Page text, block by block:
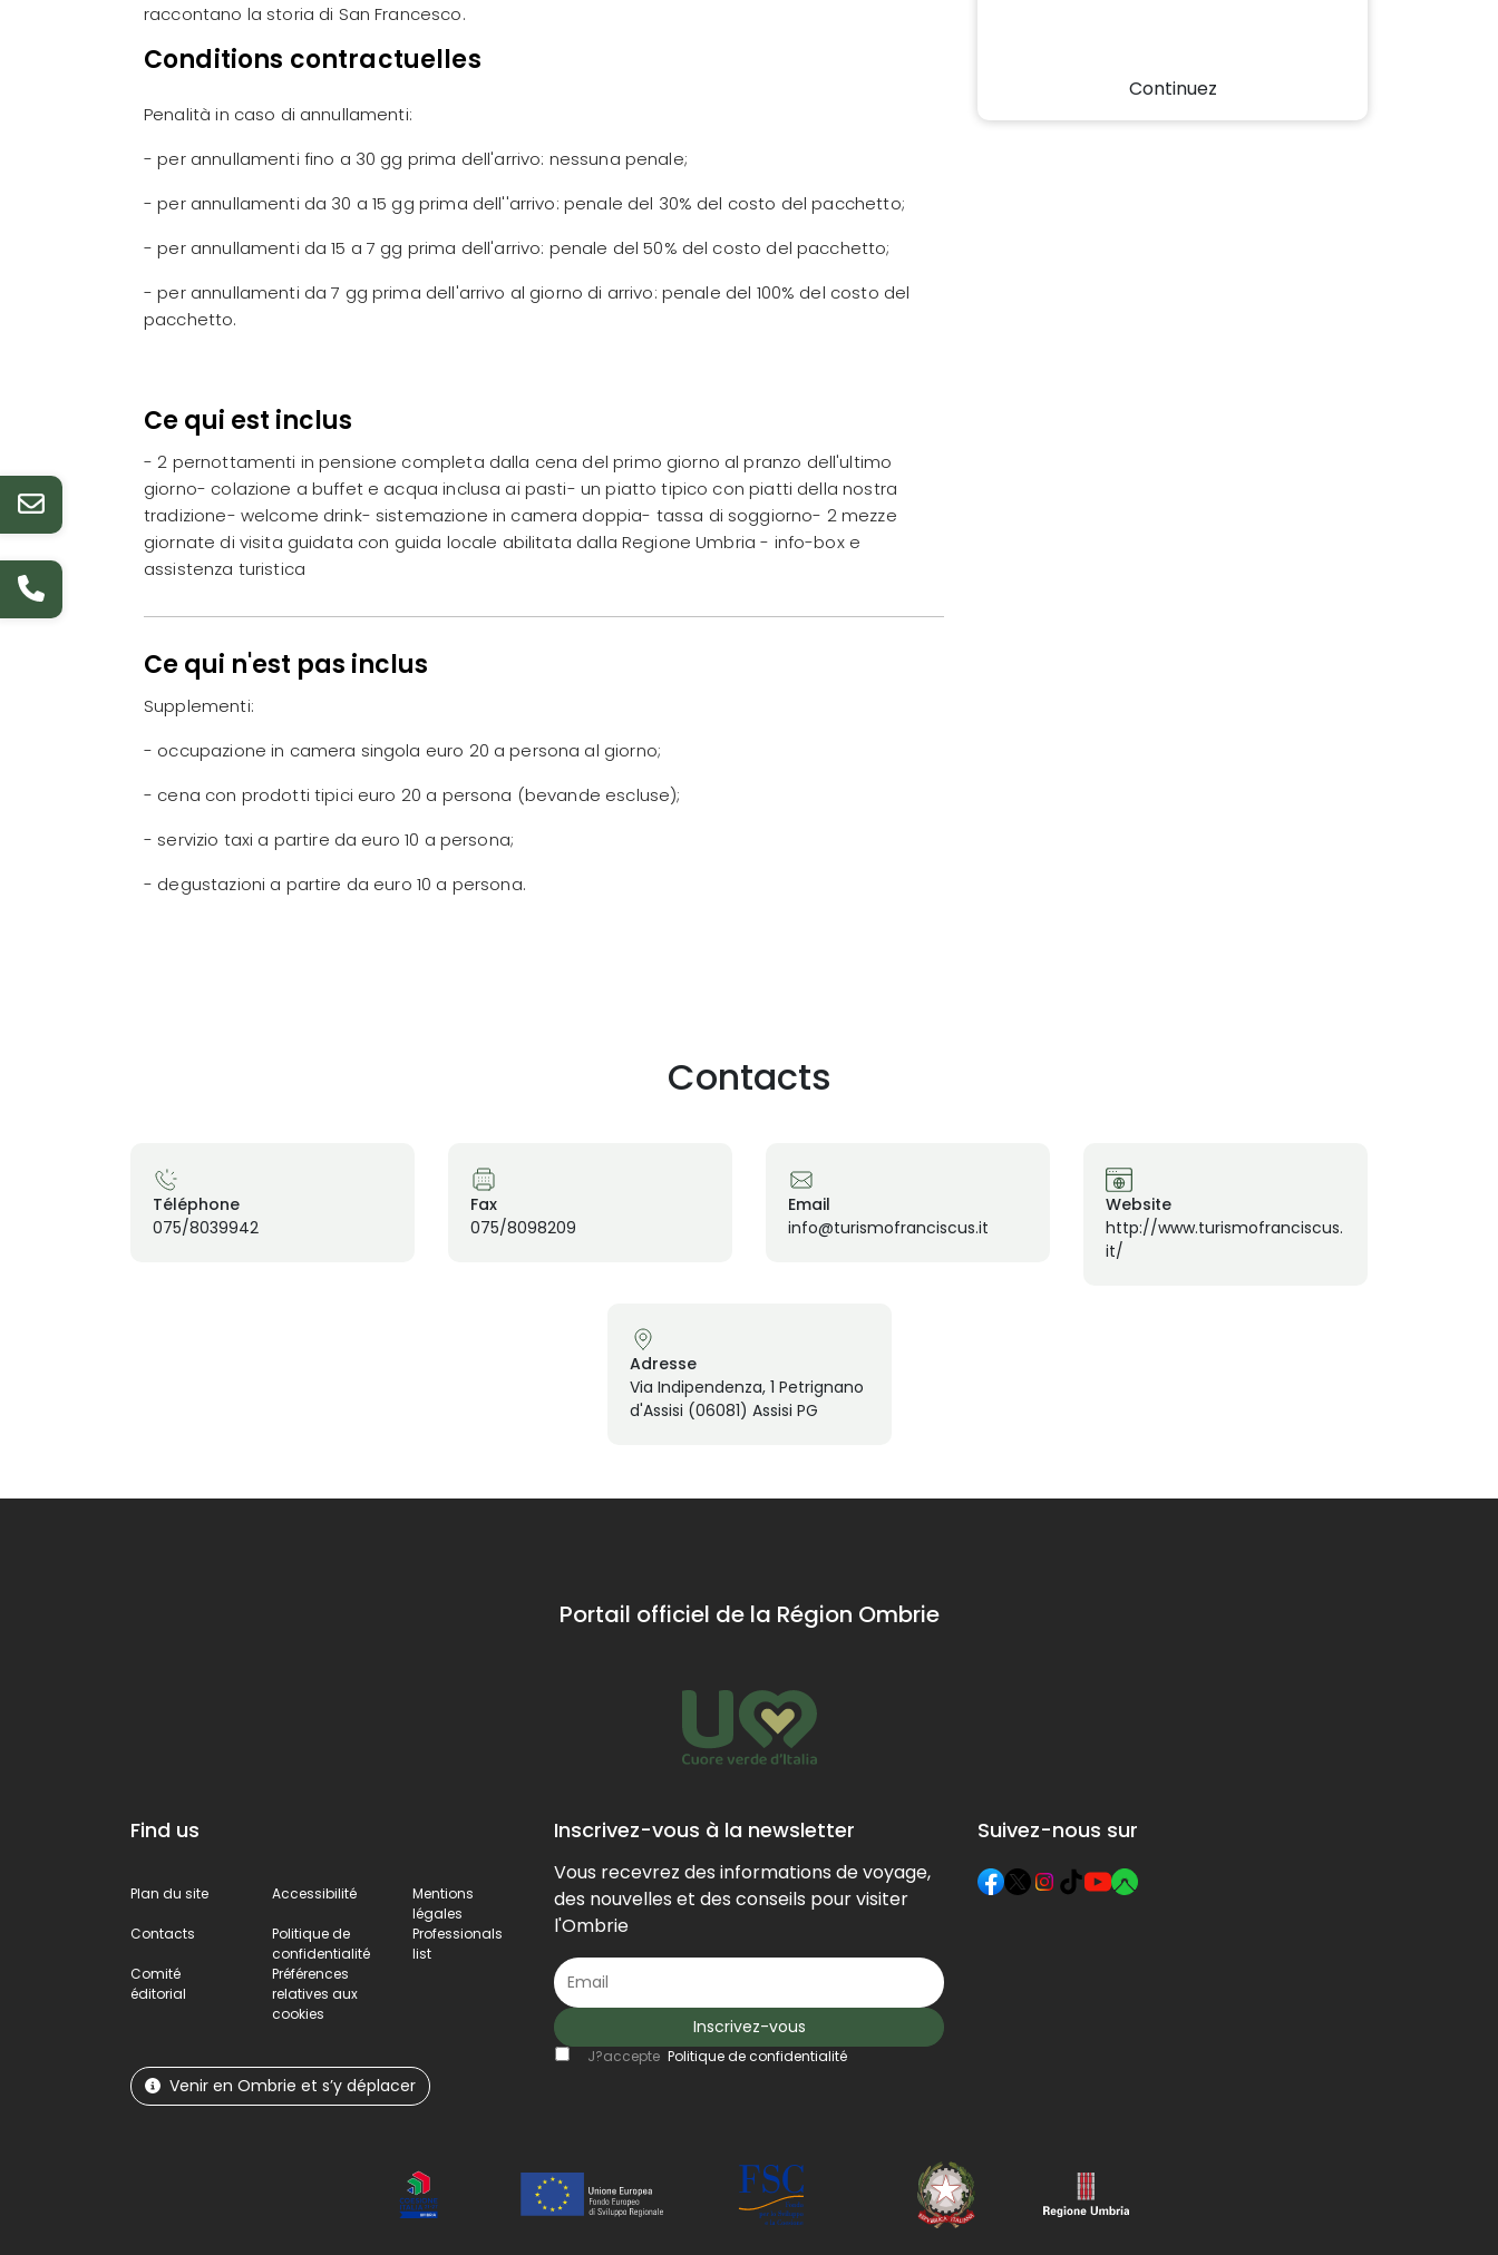
raccontano la storia di San Francesco.
Conditions contractuelles
Penalità in caso di annullamenti:
- per annullamenti fino a 30 gg prima dell'arrivo: nessuna penale;
- per annullamenti da 30 a 15 gg prima dell''arrivo: penale del 30% del costo del pacchetto;
- per annullamenti da 15 a 7 gg prima dell'arrivo: penale del 50% del costo del pacchetto;
- per annullamenti da 7 gg prima dell'arrivo al giorno di arrivo: penale del 100% del costo del
pacchetto.
Ce qui est inclus
- 2 pernottamenti in pensione completa dalla cena del primo giorno al pranzo dell'ultimo
giorno- colazione a buffet e acqua inclusa ai pasti- un piatto tipico con piatti della nostra
tradizione- welcome drink- sistemazione in camera doppia- tassa di soggiorno- 2 mezze
giornate di visita guidata con guida locale abilitata dalla Regione Umbria - info-box e
assistenza turistica
Ce qui n'est pas inclus
Supplementi:
- occupazione in camera singola euro 20 a persona al giorno;
- cena con prodotti tipici euro 20 a persona (bevande escluse);
- servizio taxi a partire da euro 10 a persona;
- degustazioni a partire da euro 10 a persona.
Continuez
Contacts
Téléphone
075/8039942
Fax
075/8098209
Email
info@turismofranciscus.it
Website
http://www.turismofranciscus.
it/
Adresse
Via Indipendenza, 1 Petrignano
d'Assisi (06081) Assisi PG
Portail officiel de la Région Ombrie
Find us
Plan du site Accessibilité
Mentions
légales
Contacts
Politique de
confidentialité
Professionals
list
Comité
éditorial
Préférences
relatives aux
cookies
Venir en Ombrie et s’y déplacer
Inscrivez-vous à la newsletter
Vous recevrez des informations de voyage,
des nouvelles et des conseils pour visiter
l'Ombrie
Inscrivez-vous
J?accepte Politique de confidentialité
Suivez-nous sur